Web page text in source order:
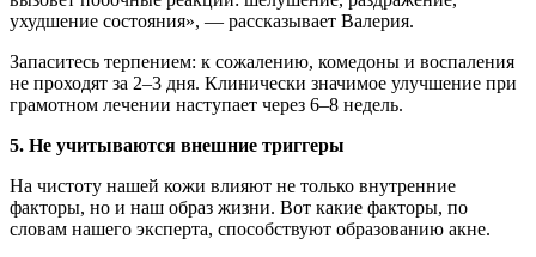
ухудшение состояния», — рассказывает Валерия.
Запаситесь терпением: к сожалению, комедоны и воспаления
не проходят за 2–3 дня. Клинически значимое улучшение при
грамотном лечении наступает через 6–8 недель.
5. Не учитываются внешние триггеры
На чистоту нашей кожи влияют не только внутренние
факторы, но и наш образ жизни. Вот какие факторы, по
словам нашего эксперта, способствуют образованию акне.